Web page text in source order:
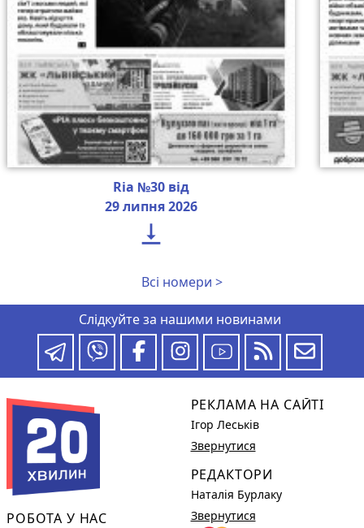
Ria №30 від
29 липня 2026

Всі номери >
Слідкуйте за нашими новинами
РОБОТА У НАС
РЕКЛАМА НА САЙТІ
Ігор Леськів
Звернутися
РЕДАКТОРИ
Наталія Бурлаку
Звернутися